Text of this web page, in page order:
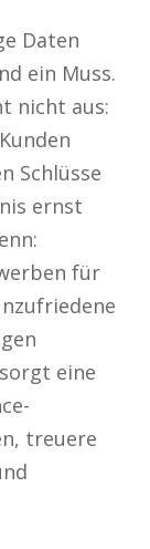
Daten
ein Muss.
nicht aus:
Schlüsse
ernst
für
eine
treuere